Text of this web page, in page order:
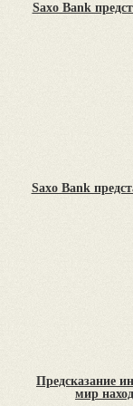
Saxo Bank
Saxo Bank
Предсказание
мир